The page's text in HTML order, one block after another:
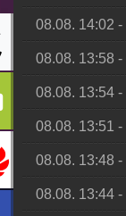
08.08. 14:02 -
08.08. 13:58 -
08.08. 13:54 -
08.08. 13:51 -
08.08. 13:48 -
08.08. 13:44 -